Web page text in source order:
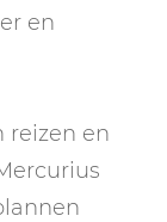
en
reizen en